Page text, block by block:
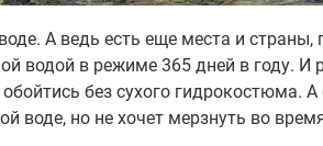
А ведь есть еще места и страны,
водой в режиме 365 дней в году. И
без сухого гидрокостюма.
воде, но не хочет мерзнуть во